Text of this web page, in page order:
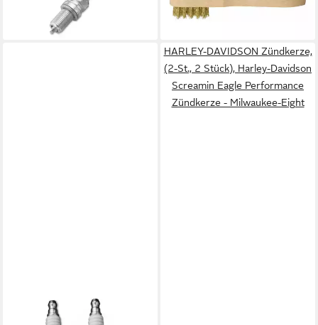
lieferbar - in 4-5 Werktagen bei dir
leider ausverkauft
HARLEY-DAVIDSON Zündkerze,
(2-St., 2 Stück), Harley-Davidson
Screamin Eagle Performance
Zündkerze - Milwaukee-Eight